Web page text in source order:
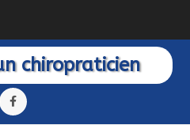
chiropraticien
Facebook